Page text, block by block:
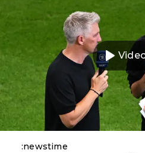
:newstime